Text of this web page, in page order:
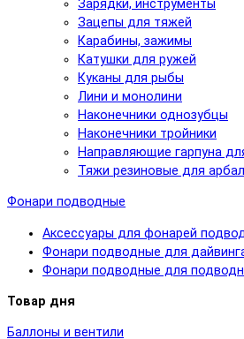
Зарядки, инструменты
Зацепы для тяжей
Карабины, зажимы
Катушки для ружей
Куканы для рыбы
Лини и монолини
Наконечники однозубцы
Наконечники тройники
Направляющие гарпуна
Тяжи резиновые для
Фонари подводные
Аксессуары для фонарей
Фонари подводные для
Фонари подводные для
Товар дня
Баллоны и вентили